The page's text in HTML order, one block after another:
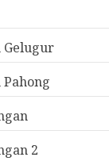
Gelugur
Pahong
2